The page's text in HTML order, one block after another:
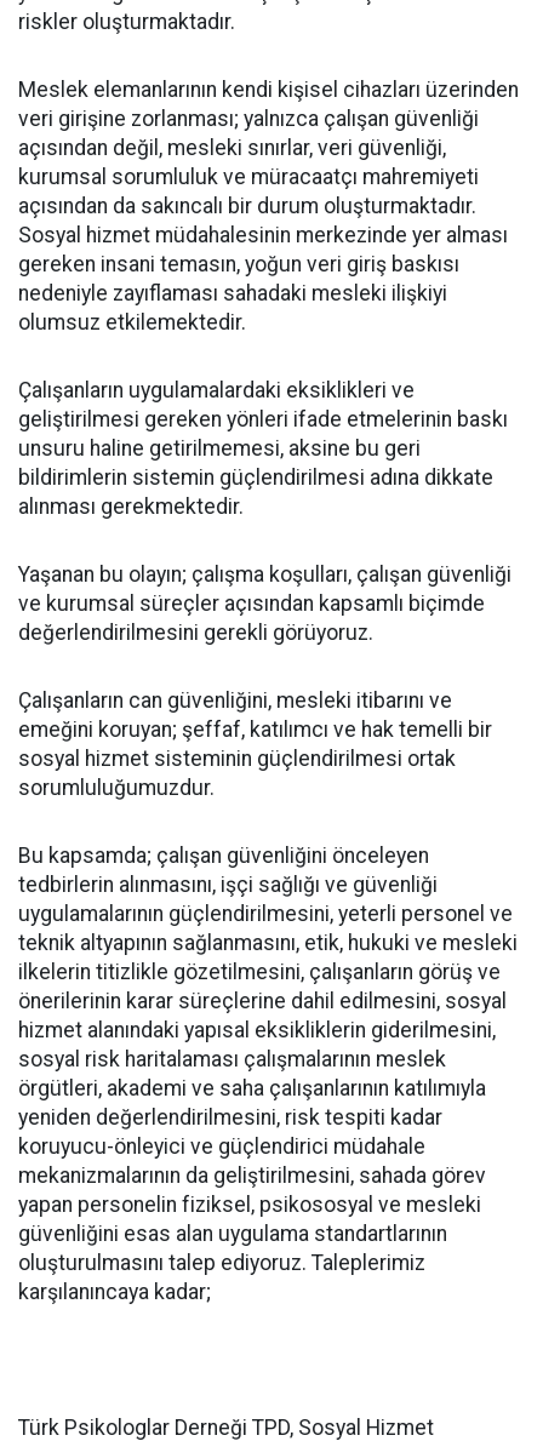
riskler oluşturmaktadır.
Meslek elemanlarının kendi kişisel cihazları üzerinden
veri girişine zorlanması; yalnızca çalışan güvenliği
açısından değil, mesleki sınırlar, veri güvenliği,
kurumsal sorumluluk ve müracaatçı mahremiyeti
açısından da sakıncalı bir durum oluşturmaktadır.
Sosyal hizmet müdahalesinin merkezinde yer alması
gereken insani temasın, yoğun veri giriş baskısı
nedeniyle zayıflaması sahadaki mesleki ilişkiyi
olumsuz etkilemektedir.
Çalışanların uygulamalardaki eksiklikleri ve
geliştirilmesi gereken yönleri ifade etmelerinin baskı
unsuru haline getirilmemesi, aksine bu geri
bildirimlerin sistemin güçlendirilmesi adına dikkate
alınması gerekmektedir.
Yaşanan bu olayın; çalışma koşulları, çalışan güvenliği
ve kurumsal süreçler açısından kapsamlı biçimde
değerlendirilmesini gerekli görüyoruz.
Çalışanların can güvenliğini, mesleki itibarını ve
emeğini koruyan; şeffaf, katılımcı ve hak temelli bir
sosyal hizmet sisteminin güçlendirilmesi ortak
sorumluluğumuzdur.
Bu kapsamda; çalışan güvenliğini önceleyen
tedbirlerin alınmasını, işçi sağlığı ve güvenliği
uygulamalarının güçlendirilmesini, yeterli personel ve
teknik altyapının sağlanmasını, etik, hukuki ve mesleki
ilkelerin titizlikle gözetilmesini, çalışanların görüş ve
önerilerinin karar süreçlerine dahil edilmesini, sosyal
hizmet alanındaki yapısal eksikliklerin giderilmesini,
sosyal risk haritalaması çalışmalarının meslek
örgütleri, akademi ve saha çalışanlarının katılımıyla
yeniden değerlendirilmesini, risk tespiti kadar
koruyucu-önleyici ve güçlendirici müdahale
mekanizmalarının da geliştirilmesini, sahada görev
yapan personelin fiziksel, psikososyal ve mesleki
güvenliğini esas alan uygulama standartlarının
oluşturulmasını talep ediyoruz. Taleplerimiz
karşılanıncaya kadar;
Türk Psikologlar Derneği TPD, Sosyal Hizmet